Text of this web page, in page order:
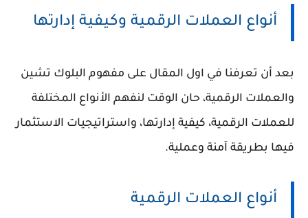
أنواع العملات الرقمية وكيفية إدارتها
بعد أن تعرفنا في اول المقال على مفهوم البلوك تشين
والعملات الرقمية، حان الوقت لنفهم الأنواع المختلفة
للعملات الرقمية، كيفية إدارتها، واستراتيجيات الاستثمار
فيها بطريقة آمنة وعملية.
أنواع العملات الرقمية